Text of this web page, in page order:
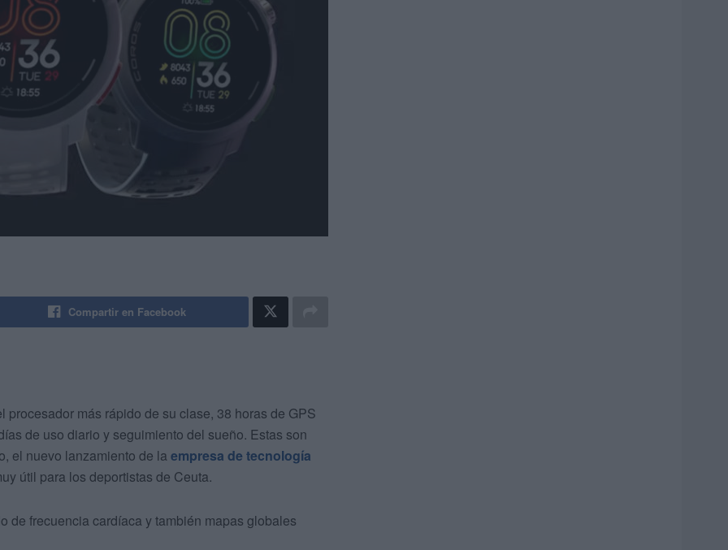
Compartir en Facebook
más rápido de su clase, 38 horas de GPS
de uso diario y seguimiento del sueño. Estas son
el nuevo lanzamiento de la empresa de tecnología
útil para los deportistas de Ceuta.
de frecuencia cardíaca y también mapas globales